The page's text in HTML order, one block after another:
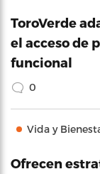
ToroVerde
el acceso de
funcional
0
Vida y
Ofrecen